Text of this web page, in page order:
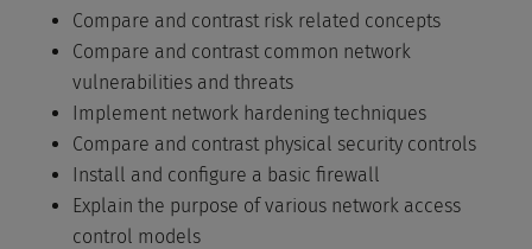
Compare and contrast risk related concepts
Compare and contrast common network
vulnerabilities and threats
Implement network hardening techniques
Compare and contrast physical security controls
Install and configure a basic firewall
Explain the purpose of various network access
control models